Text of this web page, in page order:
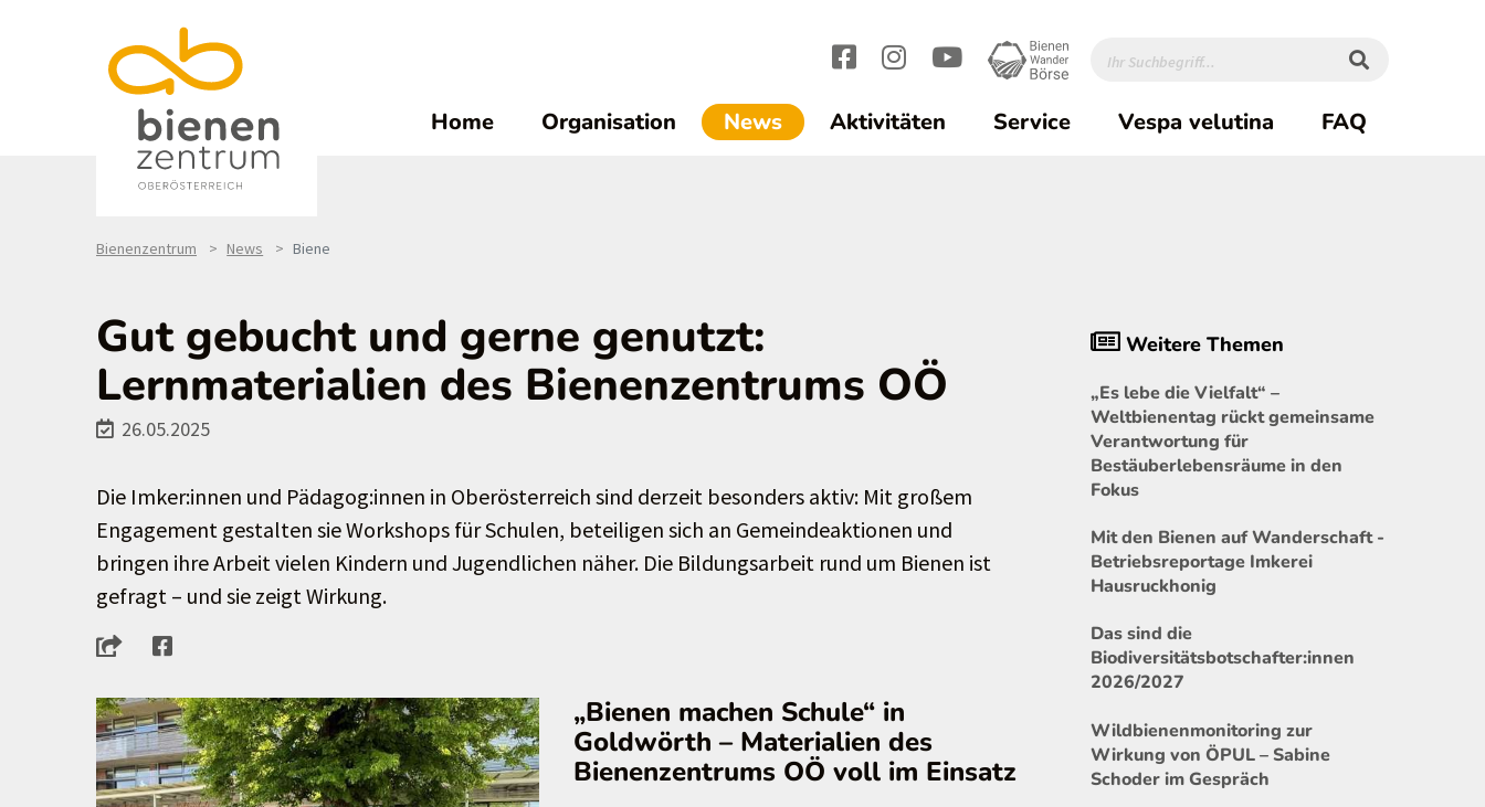
Home Organisation News(current)1
Aktivitäten Service Vespa velutina FAQ
Bienenzentrum News Biene
Gut gebucht und gerne genutzt:
Lernmaterialien des Bienenzentrums OÖ
26.05.2025
Die Imker:innen und Pädagog:innen in Oberösterreich sind derzeit besonders aktiv: Mit großem
Engagement gestalten sie Workshops für Schulen, beteiligen sich an Gemeindeaktionen und
bringen ihre Arbeit vielen Kindern und Jugendlichen näher. Die Bildungsarbeit rund um Bienen ist
gefragt – und sie zeigt Wirkung.
„Bienen machen Schule“ in
Goldwörth – Materialien des
Bienenzentrums OÖ voll im Einsatz
Weitere Themen
„Es lebe die Vielfalt“ –
Weltbienentag rückt gemeinsame
Verantwortung für
Bestäuberlebensräume in den
Fokus
Mit den Bienen auf Wanderschaft -
Betriebsreportage Imkerei
Hausruckhonig
Das sind die
Biodiversitätsbotschafter:innen
2026/2027
Wildbienenmonitoring zur
Wirkung von ÖPUL – Sabine
Schoder im Gespräch